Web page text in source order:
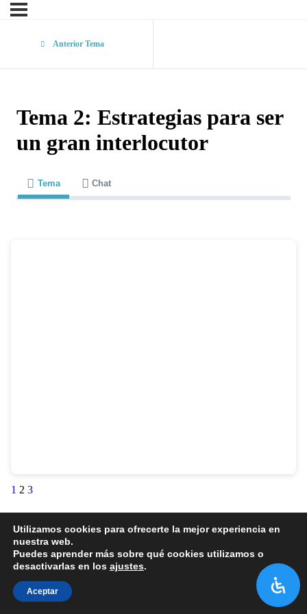
Anterior Tema
Tema 2: Estrategias para ser
un gran interlocutor
Tema Chat
1 2 3
Utilizamos cookies para ofrecerte la mejor experiencia en
nuestra web.
Puedes aprender más sobre qué cookies utilizamos o
desactivarlas en los ajustes.
Aceptar